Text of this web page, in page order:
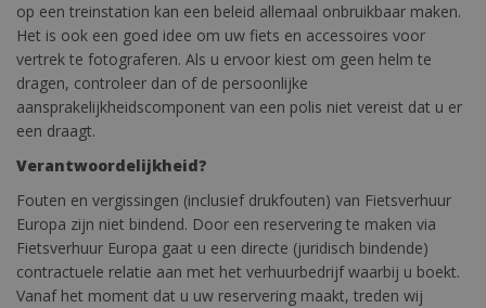
op een treinstation kan een beleid allemaal onbruikbaar maken.
Het is ook een goed idee om uw fiets en accessoires voor
vertrek te fotograferen. Als u ervoor kiest om geen helm te
dragen, controleer dan of de persoonlijke
aansprakelijkheidscomponent van een polis niet vereist dat u er
een draagt.
Verantwoordelijkheid?
Fouten en vergissingen (inclusief drukfouten) van Fietsverhuur
Europa zijn niet bindend. Door een reservering te maken via
Fietsverhuur Europa gaat u een directe (juridisch bindende)
contractuele relatie aan met het verhuurbedrijf waarbij u boekt.
Vanaf het moment dat u uw reservering maakt, treden wij